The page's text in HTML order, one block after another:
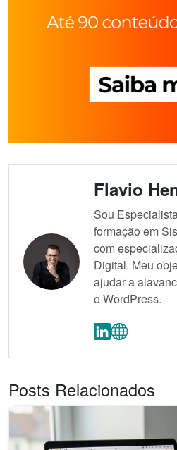
Flavio
Sou
formação em
com
Digital. Meu
ajudar a
o WordPress.
Posts Relacionados